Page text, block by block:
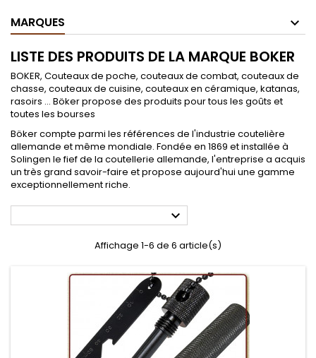
MARQUES
LISTE DES PRODUITS DE LA MARQUE BOKER
BOKER, Couteaux de poche, couteaux de combat, couteaux de
chasse, couteaux de cuisine, couteaux en céramique, katanas,
rasoirs ... Böker propose des produits pour tous les goûts et
toutes les bourses
Böker compte parmi les références de l'industrie coutelière
allemande et même mondiale. Fondée en 1869 et installée à
Solingen le fief de la coutellerie allemande, l'entreprise a acquis
un très grand savoir-faire et propose aujourd'hui une gamme
exceptionnellement riche.

Affichage 1-6 de 6 article(s)